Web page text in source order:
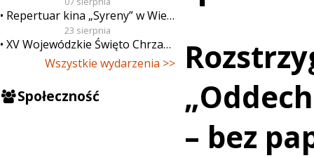
Repertuar kina „Syreny” w Wieluniu w dn. od 7 do 13 sierpnia
23 sierpnia
XV Wojewódzkie Święto Chrzanu
Wszystkie wydarzenia >>
Społeczność
– bez